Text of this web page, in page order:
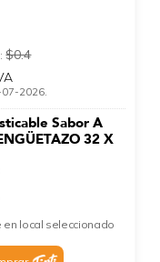
$0.4
07-2026.
Sabor A
32 X
en local seleccionado